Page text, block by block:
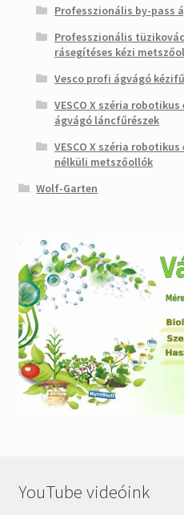
Professzionális by-pass
Professzionális
rásegítéses kézi
Vesco profi ágvágó
VESCO X széria
ágvágó láncfűrészek
VESCO X széria
nélküli metszőollók
Wolf-Garten
YouTube videóink